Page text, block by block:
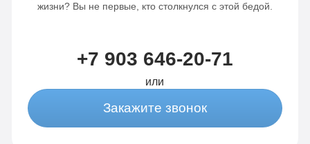
жизни? Вы не первые, кто столкнулся с этой бедой.
+7 903 646-20-71
или
Закажите звонок